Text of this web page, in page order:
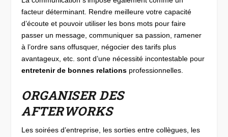
facteur déterminant. Rendre meilleure votre capacité
d’écoute et pouvoir utiliser les bons mots pour faire
passer un message, communiquer sa passion, ramener
à l’ordre sans offusquer, négocier des tarifs plus
avantageux, etc. sont d’une nécessité incontestable pour
entretenir de bonnes relations professionnelles.
ORGANISER DES
AFTERWORKS
Les soirées d’entreprise, les sorties entre collègues, les